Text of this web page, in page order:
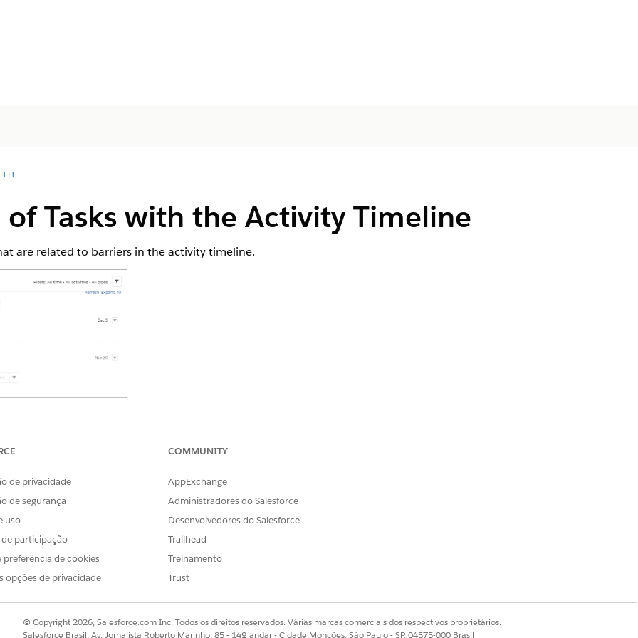
of Tasks with the Activity Timeline
are related to barriers in the activity timeline.
There’s no need to open the record, edit, and save to check a task off the list. Click the
within an activity to open the details for viewing or editing.
de privacidade
de segurança
uso
participação
preferência de cookies
opções de privacidade
COMMUNITY
AppExchange
Administradores do Salesforce
Desenvolvedores do Salesforce
Trailhead
Treinamento
Trust
© Copyright 2026, Salesforce.com Inc. Todos os direitos reservados. Várias marcas comerciais dos respectivos proprietários.
Salesforce Brasil, Av. Jornalista Roberto Marinho, 85 - 14º andar - Cidade Monções, São Paulo - SP, 04575-000 Brasil